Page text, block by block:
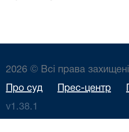
2026 © Всі права захищені
Про суд Прес-центр
v1.38.1